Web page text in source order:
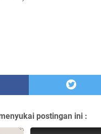
postingan ini :